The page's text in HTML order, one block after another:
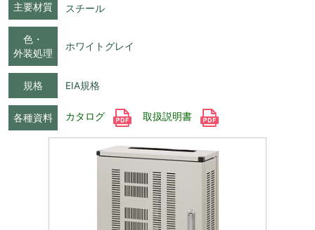
主要材質 スチール
色・
外装処理
ホワイトグレイ
規格 EIA規格
各種資料 カタログ 取扱説明書